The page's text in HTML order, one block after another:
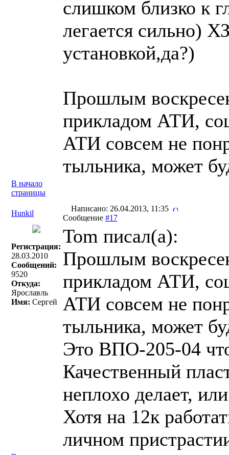
слишком близко к
легается сильно)
установкой,да?)
Прошлым
прикладом АТИ,
АТИ совсем не
тыльника, может
В начало
страницы
Hunkil
Написано: 26.04.2013, 11:35
Сообщение #17
Регистрация:
28.03.2010
Сообщений:
9520
Откуда:
Ярославль
Имя: Сергей
Tom писал(a):
Прошлым
прикладом АТИ,
АТИ совсем не
тыльника, может
Это ВПО-205-04
Качественный
неплохо делает,
Хотя на 12к
личном